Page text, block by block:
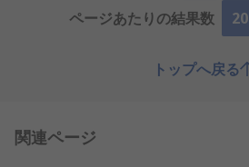
ページあたりの結果数
20
トップへ戻る
関連ページ